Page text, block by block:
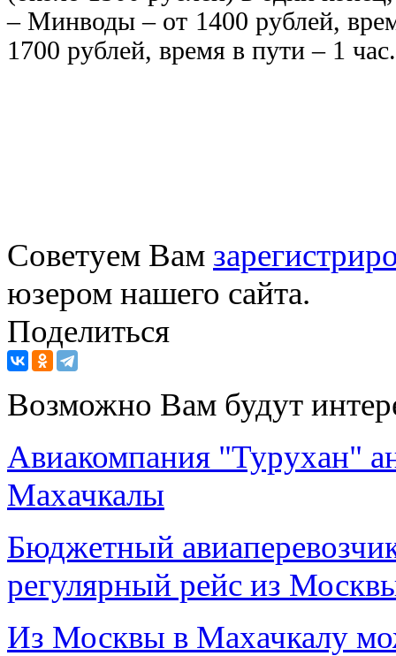
– Минводы – от 1400 рублей,
1700 рублей, время в пути – 1 час.
Советуем Вам
юзером нашего сайта.
Поделиться
Возможно Вам будут
Авиакомпания "Турухан"
Махачкалы
Бюджетный
регулярный рейс из
Из Москвы в Махачкалу